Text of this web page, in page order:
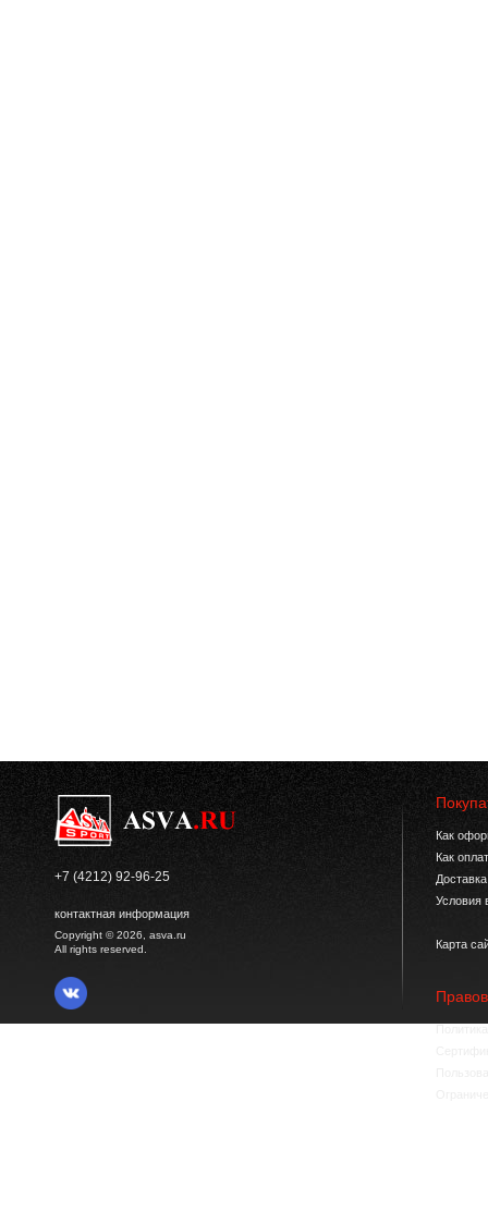
+7 (4212) 92-96-25
контактная информация
Copyright © 2026, asva.ru
All rights reserved.
Как
Как
Условия
Карта